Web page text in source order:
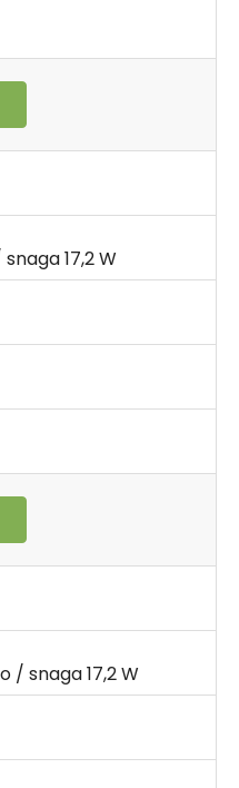
17,2 W
/ snaga 17,2 W